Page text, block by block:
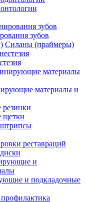
зубов
Силаны (праймеры)
материалы и
щетки
реставраций
и подкладочные